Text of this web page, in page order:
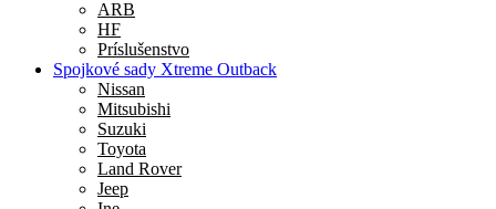
ARB
HF
Príslušenstvo
Spojkové sady Xtreme Outback
Nissan
Mitsubishi
Suzuki
Toyota
Land Rover
Jeep